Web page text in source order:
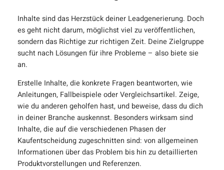
Inhalte sind das Herzstück deiner Leadgenerierung. Doch
es geht nicht darum, möglichst viel zu veröffentlichen,
sondern das Richtige zur richtigen Zeit. Deine Zielgruppe
sucht nach Lösungen für ihre Probleme – also biete sie
an.
Erstelle Inhalte, die konkrete Fragen beantworten, wie
Anleitungen, Fallbeispiele oder Vergleichsartikel. Zeige,
wie du anderen geholfen hast, und beweise, dass du dich
in deiner Branche auskennst. Besonders wirksam sind
Inhalte, die auf die verschiedenen Phasen der
Kaufentscheidung zugeschnitten sind: von allgemeinen
Informationen über das Problem bis hin zu detaillierten
Produktvorstellungen und Referenzen.